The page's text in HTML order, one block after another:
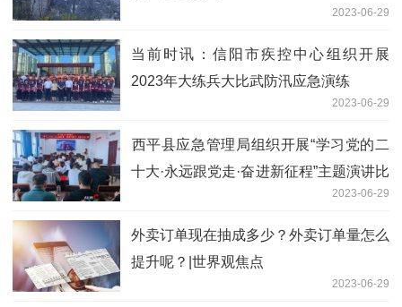
2023-06-29
当前时讯：信阳市疾控中心组织开展
2023年大练兵大比武防汛应急演练
2023-06-29
​西平县应急管理局组织开展“学习党的二
十大·永远跟党走·奋进新征程”主题演讲比
2023-06-29
外卖订单现在抽成多少？外卖订单量怎么
提升呢？|世界观焦点
2023-06-29